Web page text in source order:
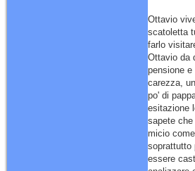
Ottavio
scatoletta
farlo
Ottavio da
pensione
carezza,
po' di
esitazione
sapete
micio
soprattutto
essere